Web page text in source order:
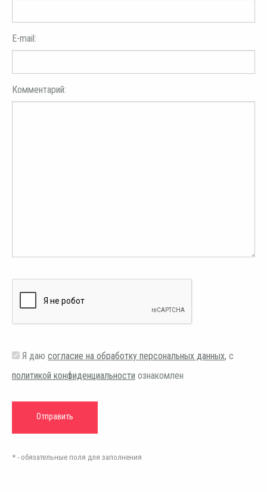
E-mail:
Комментарий:
Я даю согласие на обработку персональных данных, с
политикой конфиденциальности ознакомлен
* - обязательные поля для заполнения